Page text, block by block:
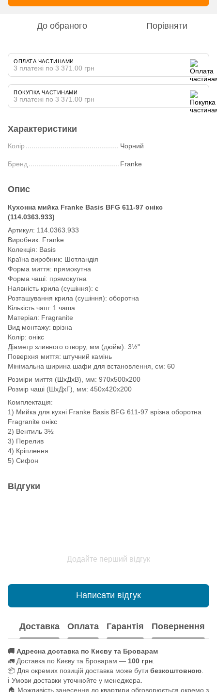
До обраного Порівняти
ОПЛАТА ЧАСТИНАМИ
3 платежі по 3 371.00 грн
ПОКУПКА ЧАСТИНАМИ
3 платежі по 3 371.00 грн
Характеристики
Колір Чорний
Бренд Franke
Опис
Кухонна мийка Franke Basis BFG 611-97 онікс
(114.0363.933)
Артикул: 114.0363.933
Виробник: Franke
Колекція: Basis
Країна виробник: Шотландія
Форма миття: прямокутна
Форма чаші: прямокутна
Наявність крила (сушіння): є
Розташування крила (сушіння): оборотна
Кількість чаш: 1 чаша
Матеріал: Fragranite
Вид монтажу: врізна
Колір: онікс
Діаметр зливного отвору, мм (дюйм): 3½"
Поверхня миття: штучний камінь
Мінімальна ширина шафи для встановлення, см: 60
Розміри миття (ШхДхВ), мм: 970х500х200
Розмір чаші (ШхДхГ), мм: 450х420х200
Комплектація:
1) Мийка для кухні Franke Basis BFG 611-97 врізна оборотна
Fragranite онікс
2) Вентиль 3½
3) Перелив
4) Кріплення
5) Сифон
Відгуки
Додайте перший відгук
Написати відгук
Доставка Оплата Гарантія Повернення
🚚 Адресна доставка по Києву та Броварам
🚛 Доставка по Києву та Броварам — 100 грн
📦 Для окремих позицій доставка може бути безкоштовною
ℹ️ Умови доставки уточнюйте у менеджера.
🏠 Можливість занесення до квартири обговорюється окремо з